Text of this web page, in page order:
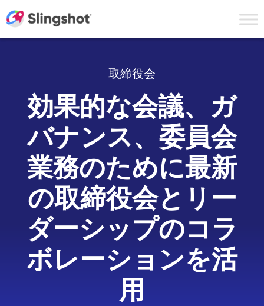
取締役会
効果的な会議、ガ
バナンス、委員会
業務のために最新
の取締役会とリー
ダーシップのコラ
ボレーションを活
用